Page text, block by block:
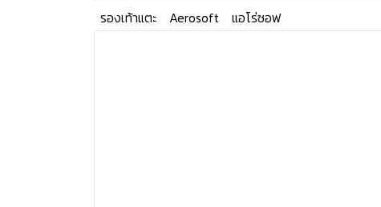
รองเท้าแตะ Aerosoft แอโร่ซอฟ